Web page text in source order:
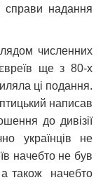
справи надання
численних
ще з 80-х
ці подання.
написав
до дивізії
українців не
начебто не був
також начебто